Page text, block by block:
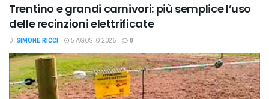
Trentino e grandi carnivori: più semplice l’uso
delle recinzioni elettrificate
DI SIMONE RICCI 5 AGOSTO 2026 0